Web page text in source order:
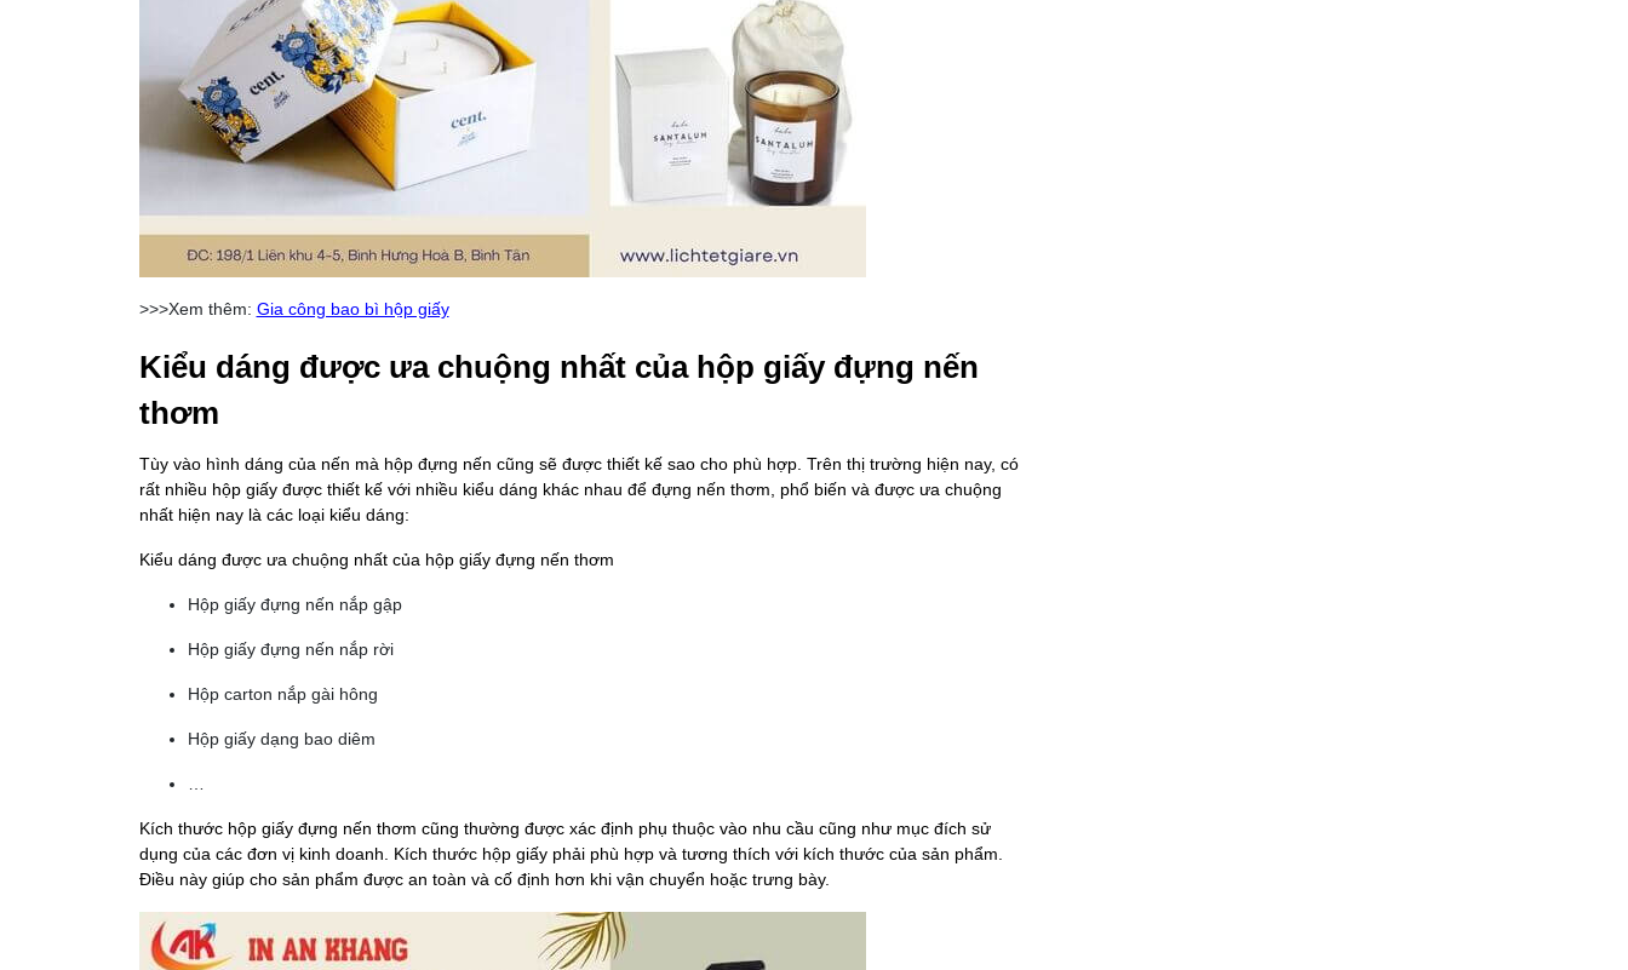
>>>Xem thêm: Gia công bao bì hộp giấy
Kiểu dáng được ưa chuộng nhất của hộp giấy đựng nến
thơm
Tùy vào hình dáng của nến mà hộp đựng nến cũng sẽ được thiết kế sao cho phù hợp. Trên thị trường hiện nay, có
rất nhiều hộp giấy được thiết kế với nhiều kiểu dáng khác nhau để đựng nến thơm, phổ biến và được ưa chuộng
nhất hiện nay là các loại kiểu dáng:
Kiểu dáng được ưa chuộng nhất của hộp giấy đựng nến thơm
Hộp giấy đựng nến nắp gập
Hộp giấy đựng nến nắp rời
Hộp carton nắp gài hông
Hộp giấy dạng bao diêm
Kích thước hộp giấy đựng nến thơm cũng thường được xác định phụ thuộc vào nhu cầu cũng như mục đích sử
dụng của các đơn vị kinh doanh. Kích thước hộp giấy phải phù hợp và tương thích với kích thước của sản phẩm.
Điều này giúp cho sản phẩm được an toàn và cố định hơn khi vận chuyển hoặc trưng bày.